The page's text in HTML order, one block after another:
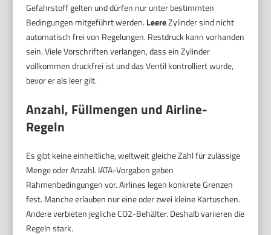
Gefahrstoff gelten und dürfen nur unter bestimmten
Bedingungen mitgeführt werden. LeereZylinder sind nicht
automatisch frei von Regelungen. Restdruck kann vorhanden
sein. Viele Vorschriften verlangen, dass ein Zylinder
vollkommen druckfrei ist und das Ventil kontrolliert wurde,
bevor er als leer gilt.
Anzahl, Füllmengen und Airline-
Regeln
Es gibt keine einheitliche, weltweit gleiche Zahl für zulässige
Menge oder Anzahl. IATA-Vorgaben geben
Rahmenbedingungen vor. Airlines legen konkrete Grenzen
fest. Manche erlauben nur eine oder zwei kleine Kartuschen.
Andere verbieten jegliche CO2-Behälter. Deshalb variieren die
Regeln stark.